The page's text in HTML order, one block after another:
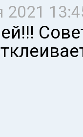
2021